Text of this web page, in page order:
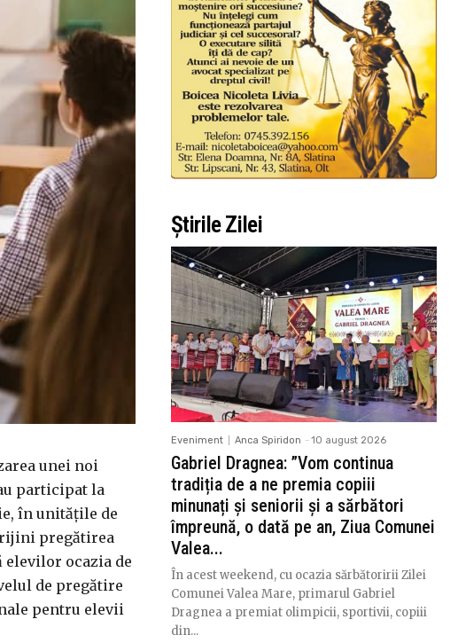
unei noi
participat la
în unitățile de
pregătirea
ocazia de
de pregătire
pentru elevii
Știrile Zilei
Eveniment Anca Spiridon - 10 august 2026
Gabriel Dragnea: ”Vom continua
tradiția de a ne premia copiii
minunați și seniorii și a sărbători
împreună, o dată pe an, Ziua Comunei
Valea...
În acest weekend, cu ocazia sărbătoririi Zilei
Comunei Valea Mare, primarul Gabriel
Dragnea a premiat olimpicii, sportivii, copiii
din...